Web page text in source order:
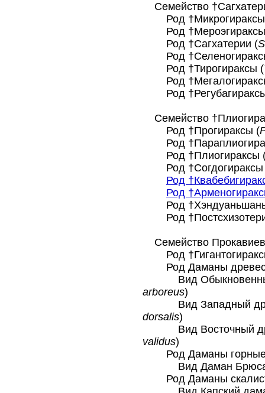
Семейство
Род
Род
Род †Сагхатерии (
Род
Род †Тирогираксы (
Род
Род
Семейство
Род †Прогираксы (
Род
Род †Плиогираксы
Род †Согдогираксы
Род
Род
Род
Род
Семейство
Род
Род Даманы
Вид Обыкновенный
arboreus)
Вид Западный
dorsalis)
Вид Восточный
validus)
Род Даманы
Вид Даман
Род Даманы